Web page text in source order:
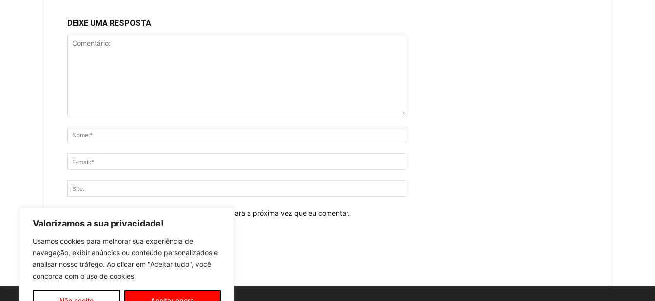
Valorizamos a sua privacidade!
Usamos cookies para melhorar sua experiência de
navegação, exibir anúncios ou conteúdo personalizados e
analisar nosso tráfego. Ao clicar em "Aceitar tudo", você
concorda com o uso de cookies.
DEIXE UMA RESPOSTA
Salve meu nome, e-mail e site neste navegador para a próxima vez que eu comentar.